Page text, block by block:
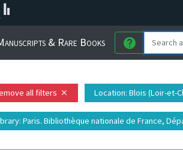
& Rare Books help
all filters close Location: Blois (Loir-et-
: Paris. Bibliothèque nationale de France,